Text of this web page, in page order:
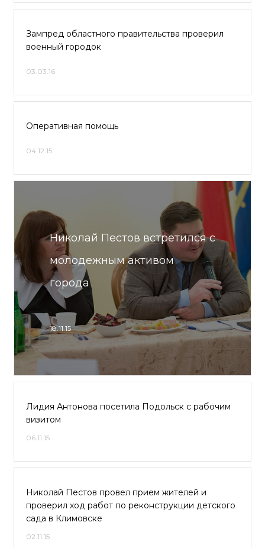
Зампред областного правительства проверил
военный городок
03.03.16
Оперативная помощь
04.12.15
Николай Пестов встретился с
молодежным активом
города
18.11.15
Лидия Антонова посетила Подольск с рабочим
визитом
06.11.15
Николай Пестов провел прием жителей и
проверил ход работ по реконструкции детского
сада в Климовске
02.11.15